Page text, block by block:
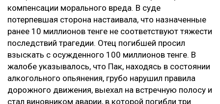
Казахстана 8 августа
Глубину страданий отца не оценили
Апелляцию подал потерпевший Шотенов Р.К. — отец
20-летней Томирис Кыдырбек, погибшей в аварии.
При этом сам приговор Александру Паку он не
оспаривал. Жалоба касалась только размера